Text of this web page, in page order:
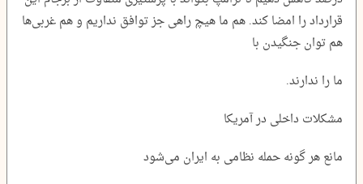
قرارداد را امضا کند. هم ما هیچ راهی جز توافق نداریم و هم غربی‌ها
هم توان جنگیدن با
ما را ندارند.
مشکلات داخلی در آمریکا
مانع هر گونه حمله نظامی به ایران می‌شود